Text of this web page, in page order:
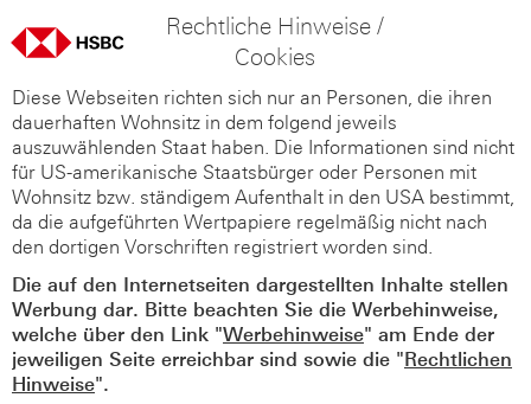
Rechtliche Hinweise /
Cookies
Diese Webseiten richten sich nur an Personen, die ihren
dauerhaften Wohnsitz in dem folgend jeweils
auszuwählenden Staat haben. Die Informationen sind nicht
für US-amerikanische Staatsbürger oder Personen mit
Wohnsitz bzw. ständigem Aufenthalt in den USA bestimmt,
da die aufgeführten Wertpapiere regelmäßig nicht nach
den dortigen Vorschriften registriert worden sind.
Die auf den Internetseiten dargestellten Inhalte stellen
Werbung dar. Bitte beachten Sie die Werbehinweise,
welche über den Link "Werbehinweise" am Ende der
jeweiligen Seite erreichbar sind sowie die "Rechtlichen
Hinweise".